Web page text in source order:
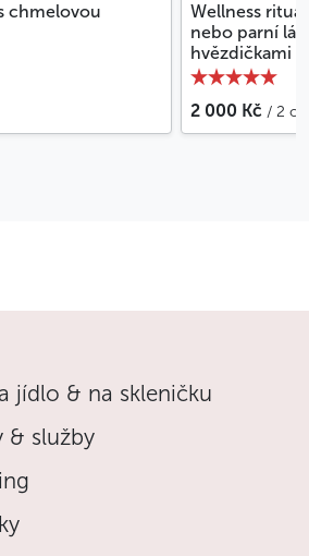
chmelovou
Wellness
nebo parní
hvězdičkami v
2 000 Kč / 2
jídlo & na skleničku
& služby